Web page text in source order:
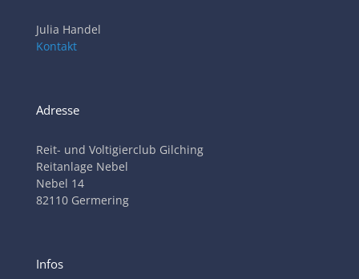
Julia Handel
Kontakt
Adresse
Reit- und Voltigierclub Gilching
Reitanlage Nebel
Nebel 14
82110 Germering
Infos